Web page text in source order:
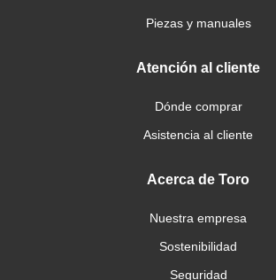
Piezas y manuales
Atención al cliente
Dónde comprar
Asistencia al cliente
Acerca de Toro
Nuestra empresa
Sostenibilidad
Seguridad